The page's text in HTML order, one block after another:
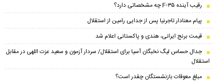
رقیب آینده F-۳۵ چه مشخصاتی دارد؟
پیام معنادار تاجرنیا پس از جدایی رامین از استقلال
قیمت برنج ایرانی، هندی و پاکستانی اعلام شد
جدال حساس لیگ نخبگان آسیا برای استقلال/ سردار آزمون و سعید عزت اللهی در مقابل
استقلال
مبلغ معوقات بازنشستگان چقدر است؟